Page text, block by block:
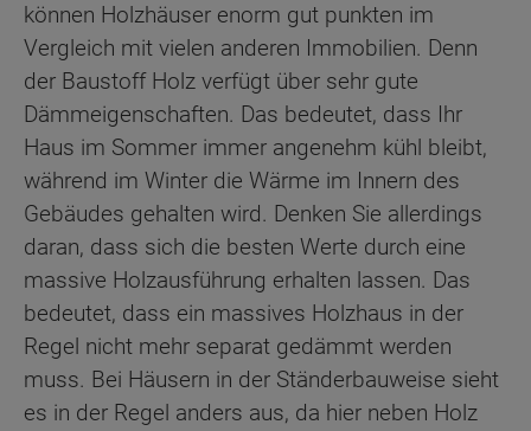
können Holzhäuser enorm gut punkten im
Vergleich mit vielen anderen Immobilien. Denn
der Baustoff Holz verfügt über sehr gute
Dämmeigenschaften. Das bedeutet, dass Ihr
Haus im Sommer immer angenehm kühl bleibt,
während im Winter die Wärme im Innern des
Gebäudes gehalten wird. Denken Sie allerdings
daran, dass sich die besten Werte durch eine
massive Holzausführung erhalten lassen. Das
bedeutet, dass ein massives Holzhaus in der
Regel nicht mehr separat gedämmt werden
muss. Bei Häusern in der Ständerbauweise sieht
es in der Regel anders aus, da hier neben Holz